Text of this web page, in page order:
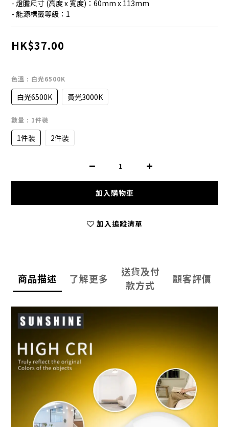
- 燈膽尺寸 (高度 x 寬度)：60mm x 113mm
- 能源標籤等級：1
HK$37.00
色溫 : 白光6500K
白光6500K 黃光3000K
數量 : 1件裝
1件裝 2件裝
加入購物車
加入追蹤清單
商品描述 了解更多
送貨及付
款方式
顧客評價